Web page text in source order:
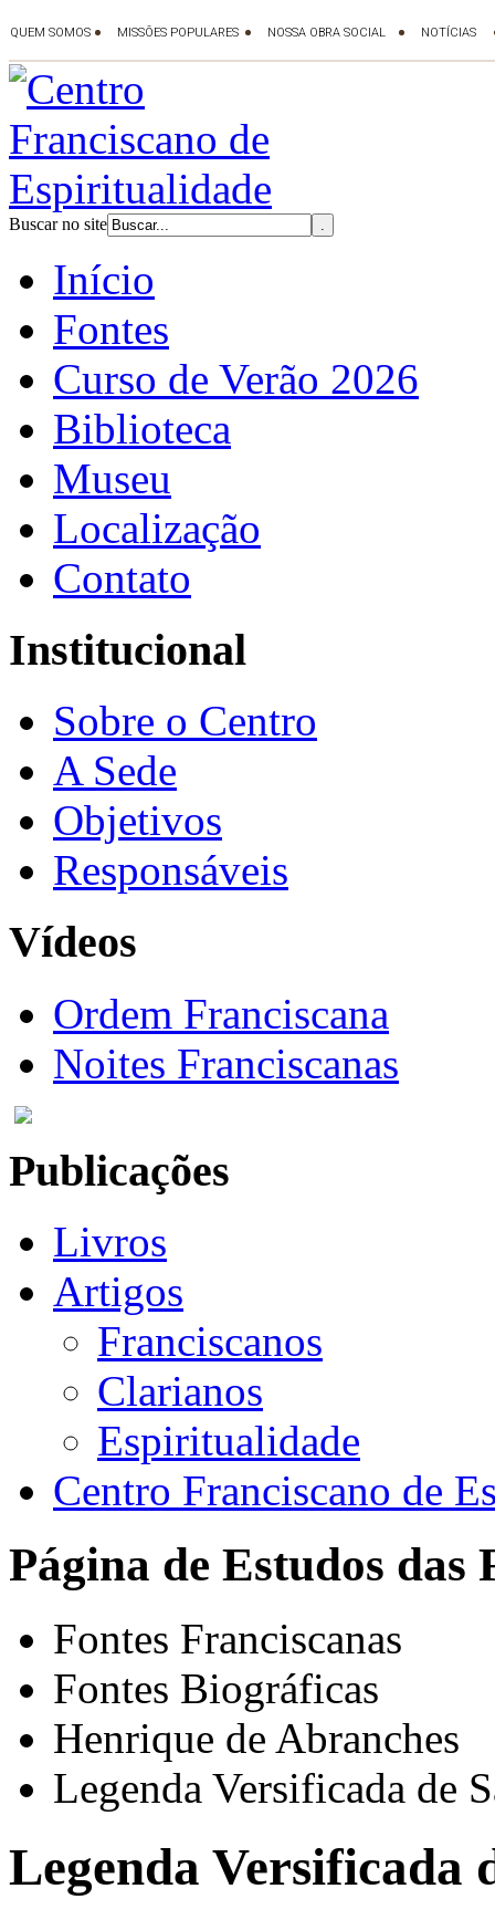
Buscar no site
Início
Fontes
Curso de Verão 2026
Biblioteca
Museu
Localização
Contato
Institucional
Sobre o Centro
A Sede
Objetivos
Responsáveis
Vídeos
Ordem Franciscana
Noites Franciscanas
Publicações
Livros
Artigos
Franciscanos
Clarianos
Espiritualidade
Centro Franciscano de
Página de Estudos das
Fontes Franciscanas
Fontes Biográficas
Henrique de Abranches
Legenda Versificada de
Legenda Versificada